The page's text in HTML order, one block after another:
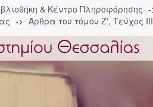
& Κέντρο Πληροφόρησης
Άρθρα του τόμου Ζ', Τεύχος ΙΙΙ